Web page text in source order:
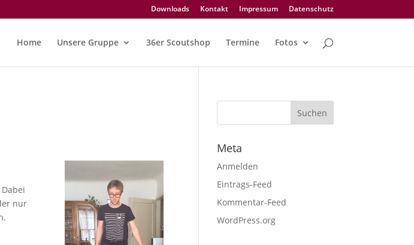
Downloads Kontakt Impressum Datenschutz
Home Unsere Gruppe 36er Scoutshop Termine Fotos
nur
Meta
Anmelden
Eintrags-Feed
Kommentar-Feed
WordPress.org